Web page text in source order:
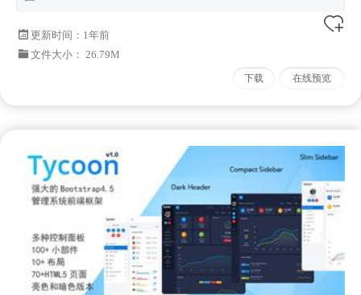
更新时间： 1年前
文件大小： 26.79M
下载 在线预览